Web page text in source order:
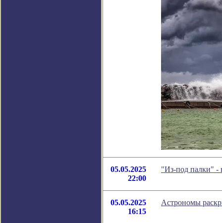
05.05.2025
22:00
"Из-под палки" -
05.05.2025
16:15
Астрономы